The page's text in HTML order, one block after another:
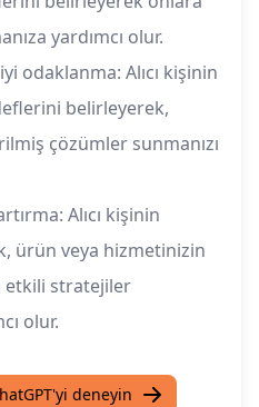
yardımcı olur.
odaklanma: Alıcı kişinin
belirleyerek,
çözümler sunmanızı
Alıcı kişinin
ürün veya hizmetinizin
etkili stratejiler
olur.
deneyin